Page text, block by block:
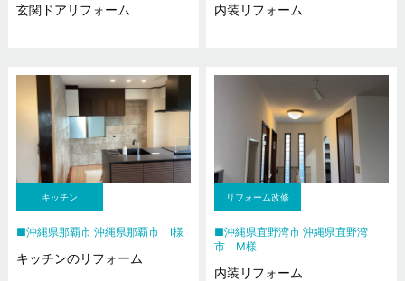
玄関ドアリフォーム 内装リフォーム
キッチン
沖縄県那覇市 沖縄県那覇市 I様
キッチンのリフォーム
リフォーム改修
沖縄県宜野湾市 沖縄県宜野湾
市 M様
内装リフォーム